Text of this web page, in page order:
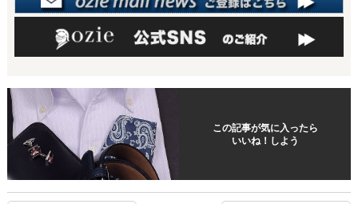
この記事が気に入ったら
いいね！しよう